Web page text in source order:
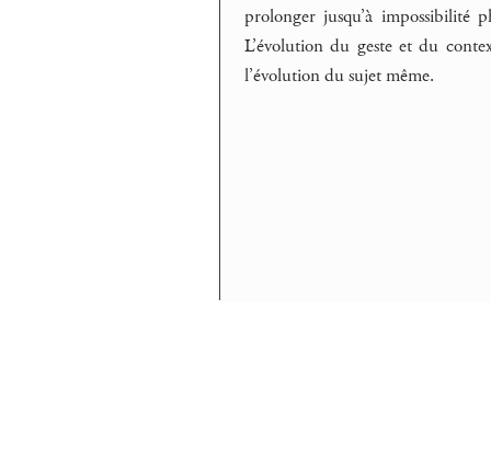
prolonger jusqu’à
L’évolution du geste et du
l’évolution du sujet même.